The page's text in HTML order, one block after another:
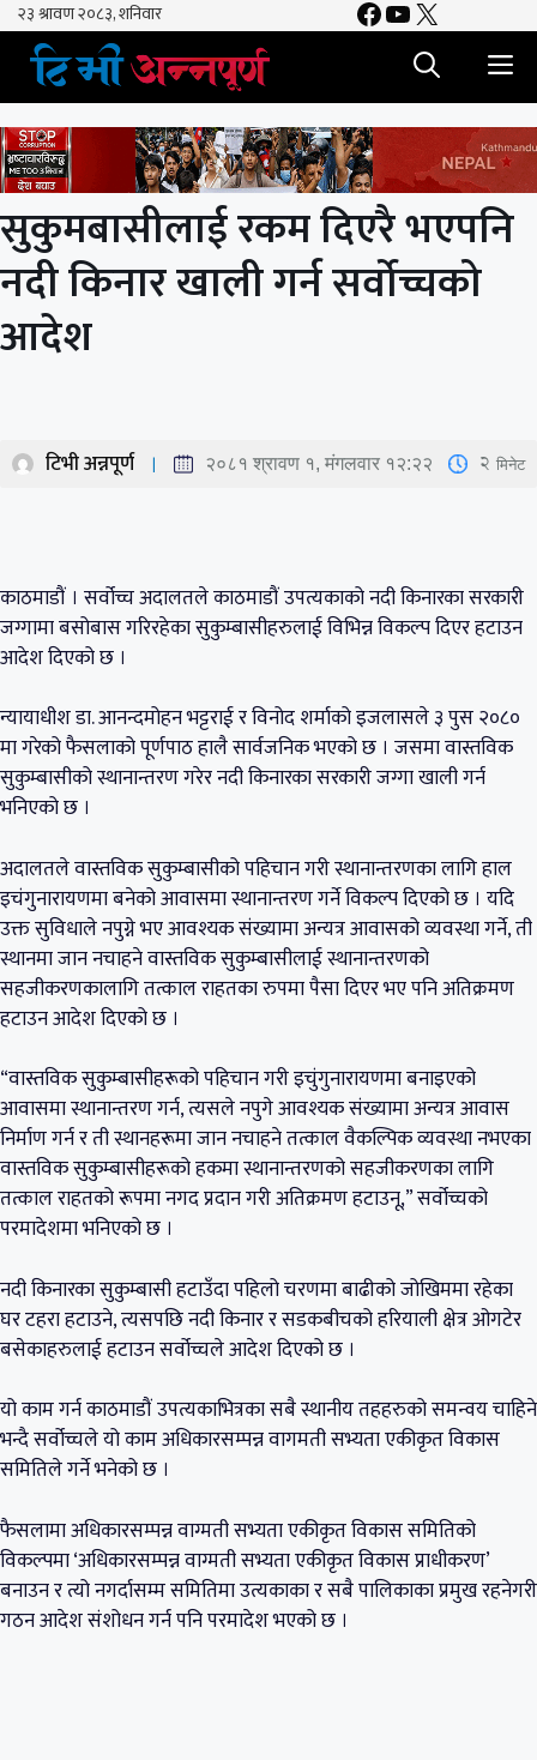
Skip
content
Facebook
YouTube
X
सुकुमबासीलाई रकम दिएरै भएपनि
नदी किनार खाली गर्न सर्वोच्चको
आदेश
टिभी अन्नपूर्ण २०८१ श्रावण १, मंगलवार १२:२२ 2 मिनेट
काठमाडौं । सर्वोच्च अदालतले काठमाडौं उपत्यकाको नदी किनारका सरकारी
जग्गामा बसोबास गरिरहेका सुकुम्बासीहरुलाई विभिन्न विकल्प दिएर हटाउन
आदेश दिएको छ ।
न्यायाधीश डा. आनन्दमोहन भट्टराई र विनोद शर्माको इजलासले ३ पुस २०८०
मा गरेको फैसलाको पूर्णपाठ हालै सार्वजनिक भएको छ । जसमा वास्तविक
सुकुम्बासीको स्थानान्तरण गरेर नदी किनारका सरकारी जग्गा खाली गर्न
भनिएको छ ।
अदालतले वास्तविक सुकुम्बासीको पहिचान गरी स्थानान्तरणका लागि हाल
इचंगुनारायणमा बनेको आवासमा स्थानान्तरण गर्ने विकल्प दिएको छ । यदि
उक्त सुविधाले नपुग्ने भए आवश्यक संख्यामा अन्यत्र आवासको व्यवस्था गर्ने, ती
स्थानमा जान नचाहने वास्तविक सुकुम्बासीलाई स्थानान्तरणको
सहजीकरणकालागि तत्काल राहतका रुपमा पैसा दिएर भए पनि अतिक्रमण
हटाउन आदेश दिएको छ ।
“वास्तविक सुकुम्बासीहरूको पहिचान गरी इचुंगुनारायणमा बनाइएको
आवासमा स्थानान्तरण गर्न, त्यसले नपुगे आवश्यक संख्यामा अन्यत्र आवास
निर्माण गर्न र ती स्थानहरूमा जान नचाहने तत्काल वैकल्पिक व्यवस्था नभएका
वास्तविक सुकुम्बासीहरूको हकमा स्थानान्तरणको सहजीकरणका लागि
तत्काल राहतको रूपमा नगद प्रदान गरी अतिक्रमण हटाउनू,” सर्वोच्चको
परमादेशमा भनिएको छ ।
नदी किनारका सुकुम्बासी हटाउँदा पहिलो चरणमा बाढीको जोखिममा रहेका
घर टहरा हटाउने, त्यसपछि नदी किनार र सडकबीचको हरियाली क्षेत्र ओगटेर
बसेकाहरुलाई हटाउन सर्वोच्चले आदेश दिएको छ ।
यो काम गर्न काठमाडौं उपत्यकाभित्रका सबै स्थानीय तहहरुको समन्वय चाहिने
भन्दै सर्वोच्चले यो काम अधिकारसम्पन्न वागमती सभ्यता एकीकृत विकास
समितिले गर्ने भनेको छ ।
फैसलामा अधिकारसम्पन्न वाग्मती सभ्यता एकीकृत विकास समितिको
विकल्पमा ‘अधिकारसम्पन्न वाग्मती सभ्यता एकीकृत विकास प्राधीकरण’
बनाउन र त्यो नगर्दासम्म समितिमा उत्यकाका र सबै पालिकाका प्रमुख रहनेगरी
गठन आदेश संशोधन गर्न पनि परमादेश भएको छ ।